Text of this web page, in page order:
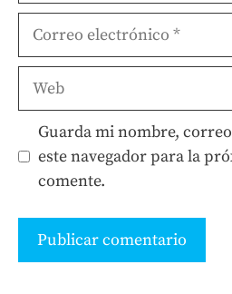
Correo
Web
Guarda mi nombre,
este navegador para la
comente.